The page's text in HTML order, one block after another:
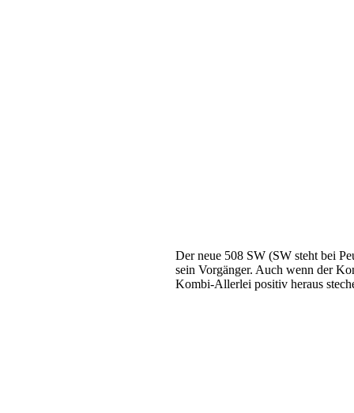
Der neue 508 SW (SW steht bei
sein Vorgänger. Auch wenn der
Kombi-Allerlei positiv heraus